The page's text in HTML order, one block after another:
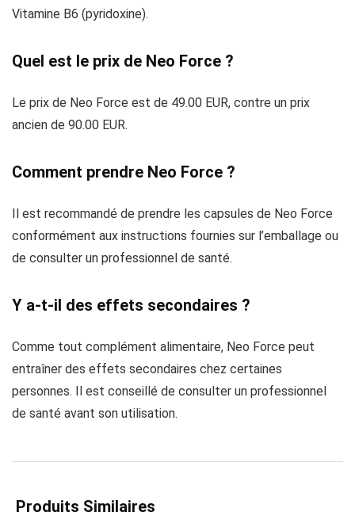
Vitamine B6 (pyridoxine).
Quel est le prix de Neo Force ?
Le prix de Neo Force est de 49.00 EUR, contre un prix
ancien de 90.00 EUR.
Comment prendre Neo Force ?
Il est recommandé de prendre les capsules de Neo Force
conformément aux instructions fournies sur l’emballage ou
de consulter un professionnel de santé.
Y a-t-il des effets secondaires ?
Comme tout complément alimentaire, Neo Force peut
entraîner des effets secondaires chez certaines
personnes. Il est conseillé de consulter un professionnel
de santé avant son utilisation.
Produits Similaires